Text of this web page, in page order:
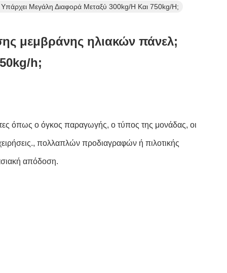
Μεγάλη Διαφορά Μεταξύ 300kg/h Και 750kg/h;
μεμβράνης ηλιακών πάνελ;
h;
όπως ο όγκος παραγωγής, ο τύπος της μονάδας, οι
πολλαπλών προδιαγραφών ή πιλοτικής
απόδοση.